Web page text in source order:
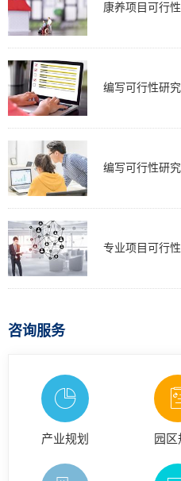
康养项目可行
编写可行性研
编写可行性研
专业项目可行
咨询服务
产业规划 园区